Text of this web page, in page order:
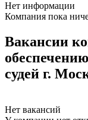
Нет информации
Компания пока
Вакансии
судей г.
Нет вакансий